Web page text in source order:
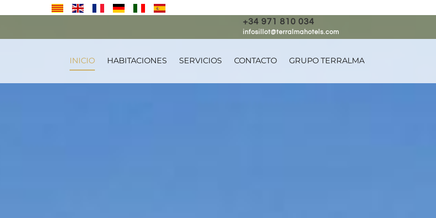
+34 971 810 034
infosillot@terralmahotels.com
INICIO HABITACIONES SERVICIOS CONTACTO GRUPO TERRALMA